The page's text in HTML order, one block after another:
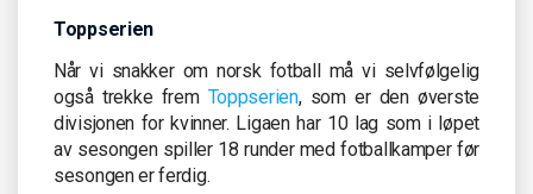
Toppserien
Når vi snakker om norsk fotball må vi selvfølgelig
også trekke frem Toppserien, som er den øverste
divisjonen for kvinner. Ligaen har 10 lag som i løpet
av sesongen spiller 18 runder med fotballkamper før
sesongen er ferdig.